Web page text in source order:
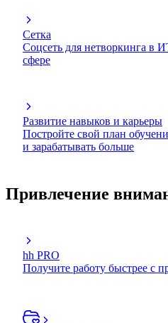
Сетка
Соцсеть для нетворкинга в
сфере
Развитие навыков и карьеры
Постройте свой план
и зарабатывать больше
Привлечение
hh PRO
Получите работу быстрее с